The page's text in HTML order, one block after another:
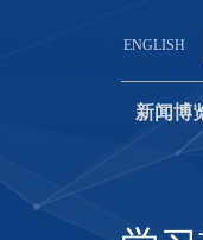
ENGLISH
新闻博